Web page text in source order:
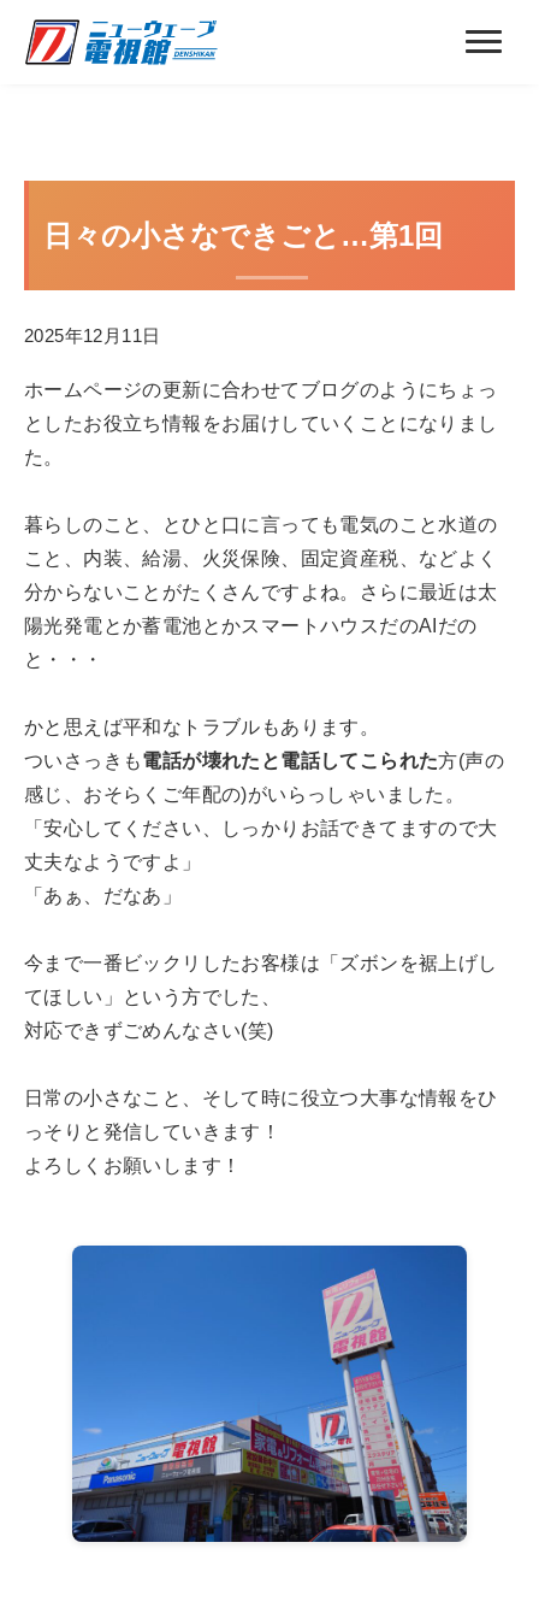
日々の小さなできごと…第1回
2025年12月11日
ホームページの更新に合わせてブログのようにちょっ
としたお役立ち情報をお届けしていくことになりまし
た。
暮らしのこと、とひと口に言っても電気のこと水道の
こと、内装、給湯、火災保険、固定資産税、などよく
分からないことがたくさんですよね。さらに最近は太
陽光発電とか蓄電池とかスマートハウスだのAIだの
と・・・
かと思えば平和なトラブルもあります。
ついさっきも電話が壊れたと電話してこられた方(声の
感じ、おそらくご年配の)がいらっしゃいました。
「安心してください、しっかりお話できてますので大
丈夫なようですよ」
「あぁ、だなあ」
今まで一番ビックリしたお客様は「ズボンを裾上げし
てほしい」という方でした、
対応できずごめんなさい(笑)
日常の小さなこと、そして時に役立つ大事な情報をひ
っそりと発信していきます！
よろしくお願いします！